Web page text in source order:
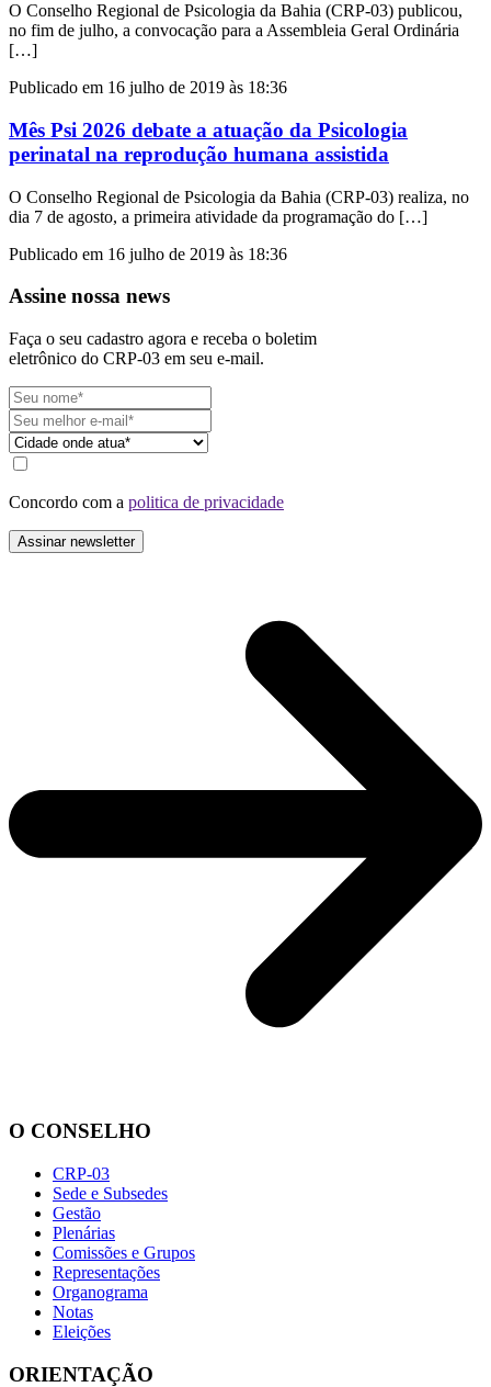
O Conselho Regional de Psicologia da Bahia (CRP-03) publicou,
no fim de julho, a convocação para a Assembleia Geral Ordinária
[…]
Publicado em 16 julho de 2019 às 18:36
Mês Psi 2026 debate a atuação da Psicologia
perinatal na reprodução humana assistida
O Conselho Regional de Psicologia da Bahia (CRP-03) realiza, no
dia 7 de agosto, a primeira atividade da programação do […]
Publicado em 16 julho de 2019 às 18:36
Assine nossa news
Faça o seu cadastro agora e receba o boletim
eletrônico do CRP-03 em seu e-mail.
Concordo com a politica de privacidade
O CONSELHO
CRP-03
Sede e Subsedes
Gestão
Plenárias
Comissões e Grupos
Representações
Organograma
Notas
Eleições
ORIENTAÇÃO